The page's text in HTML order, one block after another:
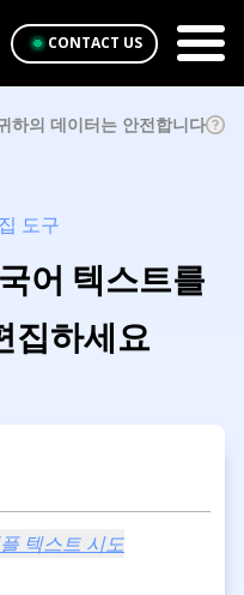
CONTACT US
하의 데이터는 안전합니다
도구
어 텍스트를
집하세요
텍스트 시도